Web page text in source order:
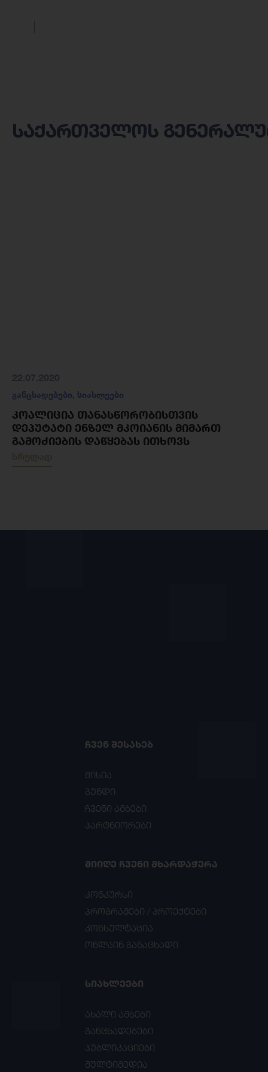
საქართველოს
განცხადებები, სიახლეები
ᲙᲝᲐᲚᲘᲪᲘᲐ ᲗᲐᲜᲐᲡᲬᲝᲠᲝᲑᲘᲡᲗᲕᲘᲡ
ᲓᲔᲞᲣᲢᲐᲢᲘ ᲔᲜᲖᲔᲚ ᲛᲙᲝᲘᲐᲜᲘᲡ ᲛᲘᲛᲐᲠᲗ
ᲒᲐᲛᲝᲫᲘᲔᲑᲘᲡ ᲓᲐᲬᲧᲔᲑᲐᲡ ᲘᲗᲮᲝᲕᲡ
სრულად
ᲩᲕᲔᲜ ᲨᲔᲡᲐᲮᲔᲑ
მისია
გუნდი
ჩვენი ამბები
პარტნიორები
ᲛᲘᲘᲦᲔ ᲩᲕᲔᲜᲘ ᲛᲮᲐᲠᲓᲐᲭᲔᲠᲐ
კონკურსი
პროგრამები / პროექტები
კონსულტაცია
ონლაინ განაცხადი
ᲡᲘᲐᲮᲚᲔᲔᲑᲘ
ახალი ამბები
განცხადებები
პუბლიკაციები
მულტიმედია